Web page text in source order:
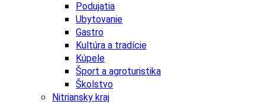
Podujatia
Ubytovanie
Gastro
Kultúra a tradície
Kúpele
Šport a agroturistika
Školstvo
Nitriansky kraj